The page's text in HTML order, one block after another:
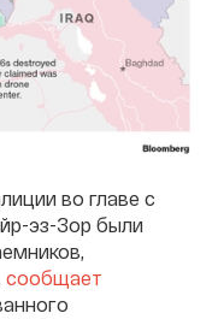
во главе с
эз-Зор были
сообщает